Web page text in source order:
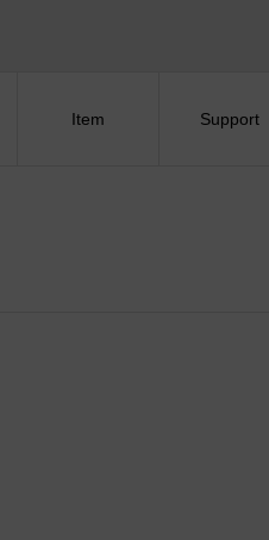
Item Support